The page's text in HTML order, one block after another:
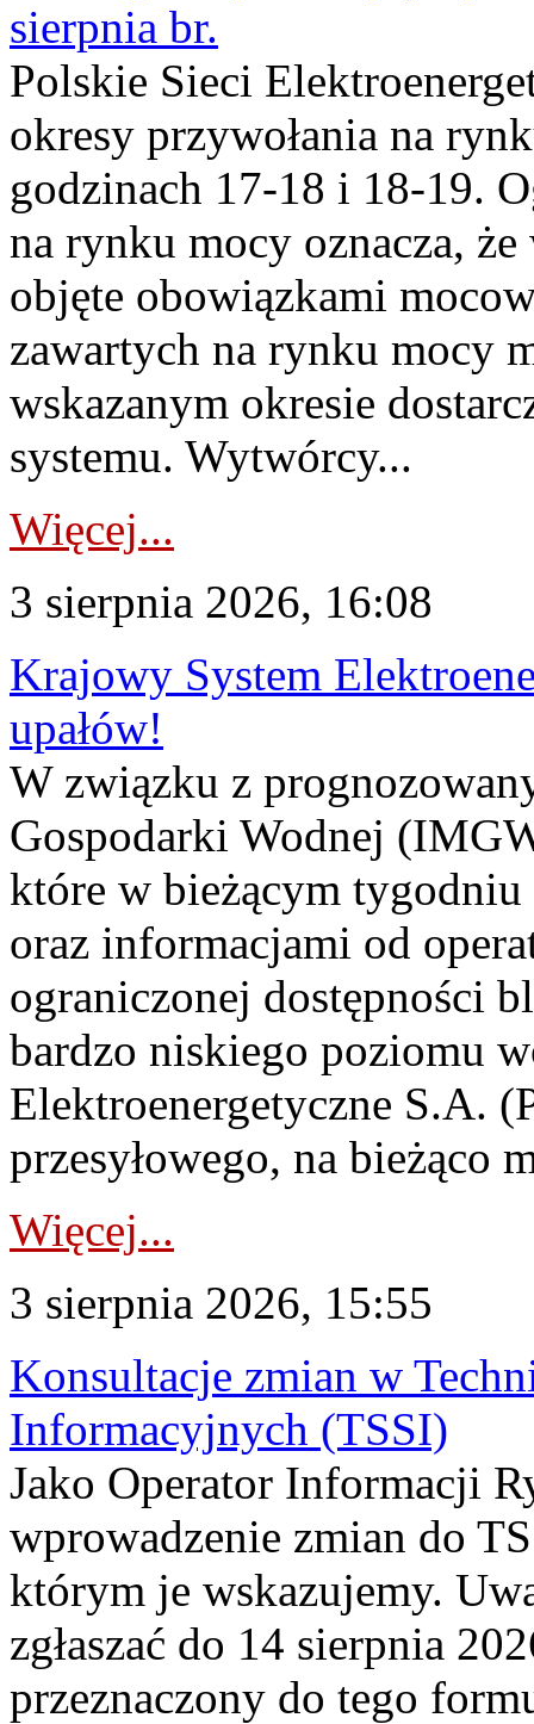
sierpnia br.
Polskie Sieci
okresy przywołania na
godzinach 17-18 i 18-19.
na rynku mocy oznacza,
objęte obowiązkami
zawartych na rynku mocy
wskazanym okresie
systemu. Wytwórcy...
Więcej...
3 sierpnia 2026, 16:08
Krajowy System
upałów!
W związku z
Gospodarki Wodnej
które w bieżącym tygodniu
oraz informacjami od
ograniczonej dostępności
bardzo niskiego poziomu
Elektroenergetyczne S.A.
przesyłowego, na bieżąco
Więcej...
3 sierpnia 2026, 15:55
Konsultacje zmian w
Informacyjnych (TSSI)
Jako Operator Informacji
wprowadzenie zmian do
którym je wskazujemy.
zgłaszać do 14 sierpnia
przeznaczony do tego